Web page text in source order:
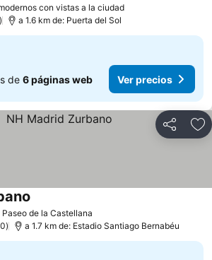
con vistas a la ciudad
a 1.6 km de: Puerta del Sol
de 6 páginas web Ver precios
Compartir
de la Castellana
a 1.7 km de: Estadio Santiago Bernabéu